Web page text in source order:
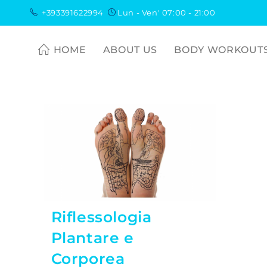
+393391622994 Lun - Ven' 07:00 - 21:00
HOME ABOUT US BODY
Riflessologia
Plantare e
Corporea